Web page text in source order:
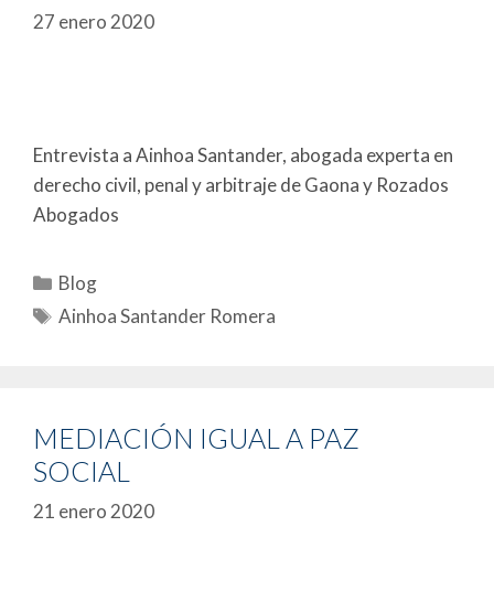
27 enero 2020
Entrevista a Ainhoa Santander, abogada experta en
derecho civil, penal y arbitraje de Gaona y Rozados
Abogados
Blog
Ainhoa Santander Romera
MEDIACIÓN IGUAL A PAZ
SOCIAL
21 enero 2020